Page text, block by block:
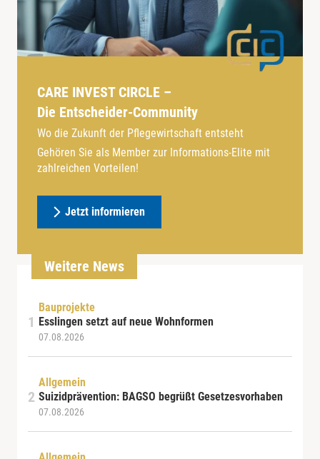
CARE INVEST CIRCLE –
Die Entscheider-Community
Wo die Zukunft der Pflegewirtschaft entsteht
Gehören Sie als Member zur Informations-Elite mit
zahlreichen Vorteilen!
Jetzt informieren
Weitere News
Bauprojekte
Esslingen setzt auf neue Wohnformen
07.08.2026
Allgemein
Suizidprävention: BAGSO begrüßt Gesetzesvorhaben
07.08.2026